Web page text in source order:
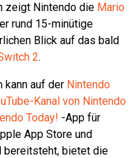
zeigt Nintendo die Mario
rund 15-minütige
Blick auf das bald
2.
kann auf der Nintendo
Kanal von Nintendo
Today! -App für
App Store und
bereitsteht, bietet die